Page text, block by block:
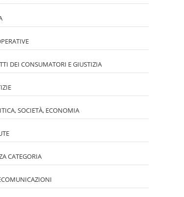
DEI CONSUMATORI E GIUSTIZIA
SOCIETÀ, ECONOMIA
CATEGORIA